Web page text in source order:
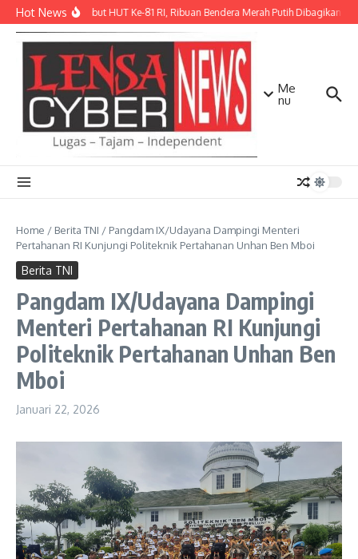
Lewati ke konten
Hot NewsMenyambut HUT Ke-81 RI, Ribuan Bendera Merah Putih Dibagikan
Me
nu
Home / Berita TNI / Pangdam IX/Udayana Dampingi Menteri
Pertahanan RI Kunjungi Politeknik Pertahanan Unhan Ben Mboi
Berita TNI
Pangdam IX/Udayana Dampingi
Menteri Pertahanan RI Kunjungi
Politeknik Pertahanan Unhan Ben
Mboi
Januari 22, 2026